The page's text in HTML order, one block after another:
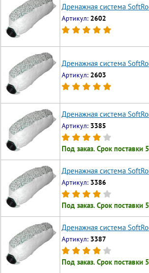
Дренажная система
Артикул: 2602
Дренажная система
Артикул: 2603
Дренажная система
Артикул: 3385
Под заказ. Срок поставки
Дренажная система
Артикул: 3386
Под заказ. Срок поставки
Дренажная система
Артикул: 3387
Под заказ. Срок поставки